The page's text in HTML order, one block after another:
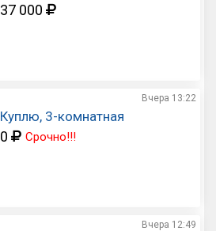
37 000
Куплю, 3-комнатная
0 Срочно!!!
Вчера 13:22
Вчера 12:49